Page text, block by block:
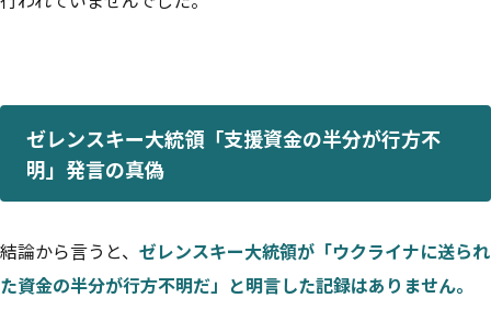
ゼレンスキー大統領「支援資金の半分が行方不
明」発言の真偽
結論から言うと、 ゼレンスキー大統領が「ウクライナに送られ
た資金の半分が行方不明だ」と明言した記録はありません。